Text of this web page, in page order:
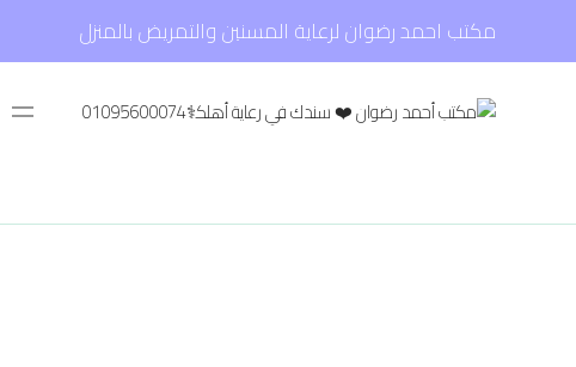
مكتب احمد رضوان لرعاية المسنين والتمريض بالمنزل